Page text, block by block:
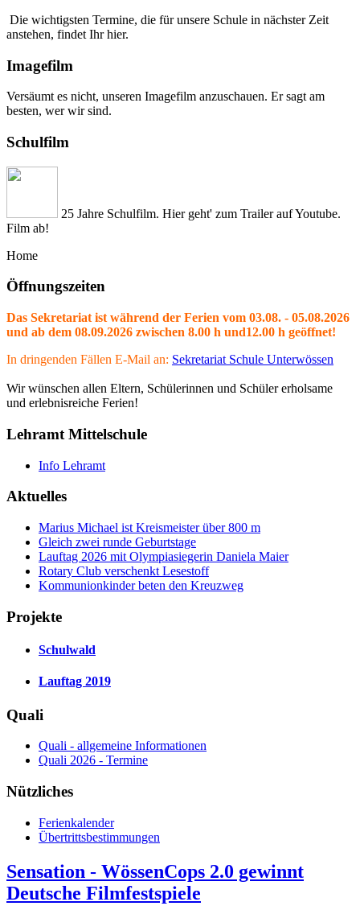
Die wichtigsten Termine, die für unsere Schule in nächster Zeit
anstehen, findet Ihr hier.
Imagefilm
Versäumt es nicht, unseren Imagefilm anzuschauen. Er sagt am
besten, wer wir sind.
Schulfilm
25 Jahre Schulfilm. Hier geht' zum Trailer auf Youtube.
Film ab!
Home
Öffnungszeiten
Das Sekretariat ist während der Ferien vom 03.08. - 05.08.2026
und ab dem 08.09.2026 zwischen 8.00 h und12.00 h geöffnet!
In dringenden Fällen E-Mail an: Sekretariat Schule Unterwössen
Wir wünschen allen Eltern, Schülerinnen und Schüler erholsame
und erlebnisreiche Ferien!
Lehramt Mittelschule
Info Lehramt
Aktuelles
Marius Michael ist Kreismeister über 800 m
Gleich zwei runde Geburtstage
Lauftag 2026 mit Olympiasiegerin Daniela Maier
Rotary Club verschenkt Lesestoff
Kommunionkinder beten den Kreuzweg
Projekte
Schulwald
Lauftag 2019
Quali
Quali - allgemeine Informationen
Quali 2026 - Termine
Nützliches
Ferienkalender
Übertrittsbestimmungen
Sensation - WössenCops 2.0 gewinnt
Deutsche Filmfestspiele